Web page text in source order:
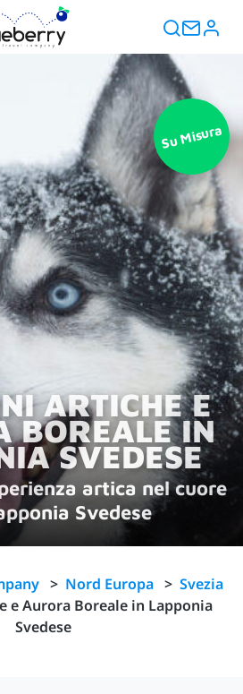
Su Misura
ARTICHE E
BOREALE IN
SVEDESE
artica nel cuore
Svedese
> Nord Europa> Svezia
e Aurora Boreale in Lapponia
Svedese